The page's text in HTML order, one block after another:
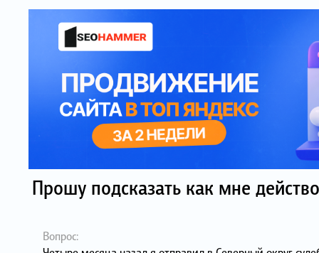
Прошу подсказать как мне
Вопрос: